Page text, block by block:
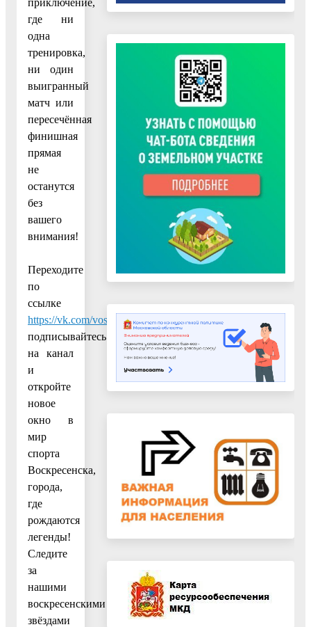
где ни
одна
тренировка,
ни один
выигранный
матч или
пересечённая
финишная
прямая
не
останутся
без
вашего
внимания!
Переходите
по
ссылке
https://vk.com/vossporttv,
подписывайтесь
на канал
и
откройте
новое
окно в
мир
спорта
Воскресенска,
города,
где
рождаются
легенды!
Следите
за
нашими
воскресенскими
звёздами